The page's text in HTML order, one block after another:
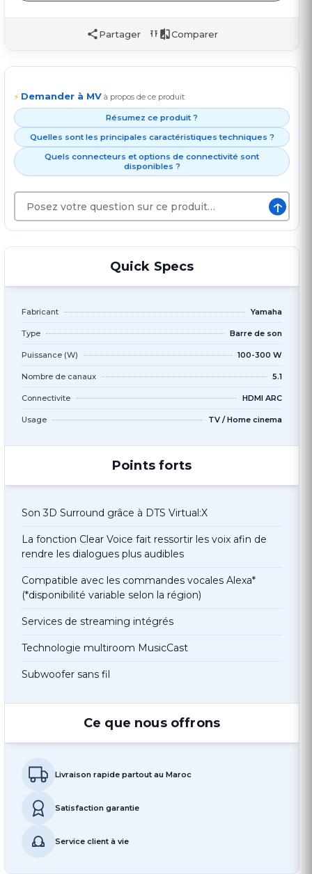
Partager Comparer
⚡ Demander à MV à propos de ce produit
Résumez ce produit ?
Quelles sont les principales caractéristiques techniques ?
Quels connecteurs et options de connectivité sont
disponibles ?
↑
Quick Specs
Fabricant Yamaha
Type Barre de son
Puissance (W) 100-300 W
Nombre de canaux 5.1
Connectivite HDMI ARC
Usage TV / Home cinema
Points forts
Son 3D Surround grâce à DTS Virtual:X
La fonction Clear Voice fait ressortir les voix afin de
rendre les dialogues plus audibles
Compatible avec les commandes vocales Alexa*
(*disponibilité variable selon la région)
Services de streaming intégrés
Technologie multiroom MusicCast
Subwoofer sans fil
Ce que nous offrons
Livraison rapide partout au Maroc
Satisfaction garantie
Service client à vie